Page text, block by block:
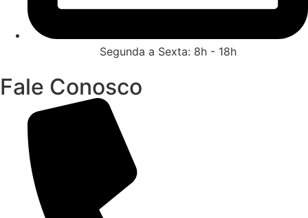
Segunda a Sexta: 8h - 18h
Fale Conosco